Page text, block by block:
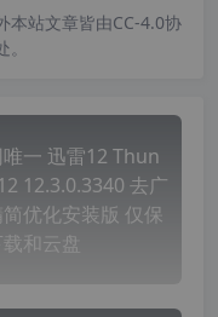
本站文章皆由CC-4.0协
一 迅雷12 Thun
12.3.0.3340 去广
优化安装版 仅保
和云盘